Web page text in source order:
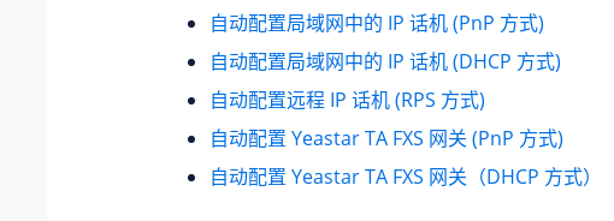
自动配置局域网中的 IP 话机 (PnP 方式)
自动配置局域网中的 IP 话机 (DHCP 方式)
自动配置远程 IP 话机 (RPS 方式)
自动配置 Yeastar TA FXS 网关 (PnP 方式)
自动配置 Yeastar TA FXS 网关（DHCP 方式）